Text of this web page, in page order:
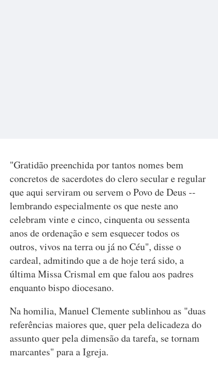
"Gratidão preenchida por tantos nomes bem
concretos de sacerdotes do clero secular e regular
que aqui serviram ou servem o Povo de Deus --
lembrando especialmente os que neste ano
celebram vinte e cinco, cinquenta ou sessenta
anos de ordenação e sem esquecer todos os
outros, vivos na terra ou já no Céu", disse o
cardeal, admitindo que a de hoje terá sido, a
última Missa Crismal em que falou aos padres
enquanto bispo diocesano.
Na homilia, Manuel Clemente sublinhou as "duas
referências maiores que, quer pela delicadeza do
assunto quer pela dimensão da tarefa, se tornam
marcantes" para a Igreja.